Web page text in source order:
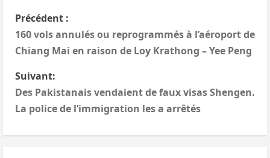
N
a
v
i
Précédent :
160 vols annulés ou reprogrammés à l’aéroport de
Chiang Mai en raison de Loy Krathong – Yee Peng
Suivant:
Des Pakistanais vendaient de faux visas Shengen.
La police de l’immigration les a arrêtés